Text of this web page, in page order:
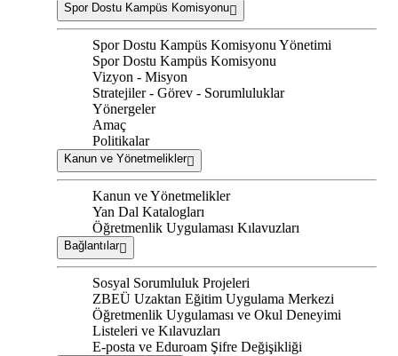
Spor Dostu Kampüs Komisyonu
Spor Dostu Kampüs Komisyonu Yönetimi
Spor Dostu Kampüs Komisyonu
Vizyon - Misyon
Stratejiler - Görev - Sorumluluklar
Yönergeler
Amaç
Politikalar
Kanun ve Yönetmelikler
Kanun ve Yönetmelikler
Yan Dal Katalogları
Öğretmenlik Uygulaması Kılavuzları
Bağlantılar
Sosyal Sorumluluk Projeleri
ZBEÜ Uzaktan Eğitim Uygulama Merkezi
Öğretmenlik Uygulaması ve Okul Deneyimi
Listeleri ve Kılavuzları
E-posta ve Eduroam Şifre Değişikliği